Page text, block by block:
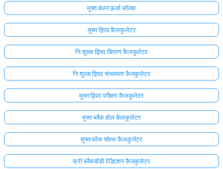
मुफ्त बंधन ऊर्जा सॉल्वर
मुफ्त द्विपद कैलकुलेटर
निःशुल्क द्विपद वितरण कैलकुलेटर
निःशुल्क द्विपद संभाव्यता कैलकुलेटर
मुफ्त द्विपद परीक्षण कैलकुलेटर
मुफ्त ब्लैक होल कैलकुलेटर
मुफ्त ब्लैक शोल्स कैलकुलेटर
फ्री ब्लैकबॉडी रेडिएशन कैलकुलेटर